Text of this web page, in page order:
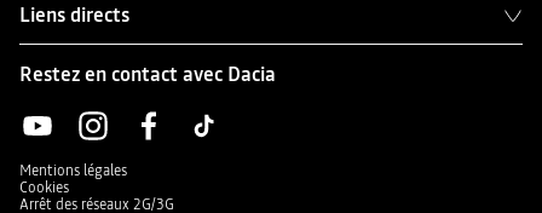
Liens directs
Restez en contact avec Dacia
Mentions légales
Cookies
Arrêt des réseaux 2G/3G